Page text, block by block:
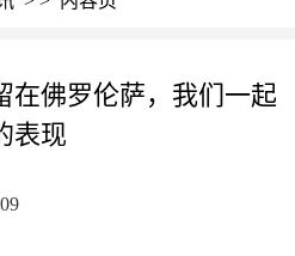
在佛罗伦萨，我们一起
表现